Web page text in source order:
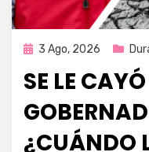
Publicada
3 Ago, 2026
SE LE
¿CUÁNDO